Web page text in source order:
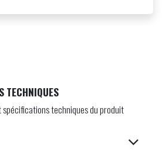
TECHNIQUES
techniques du produit